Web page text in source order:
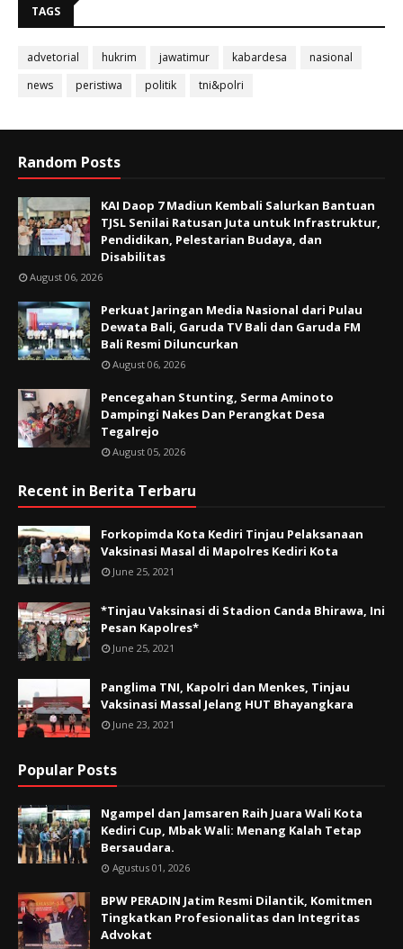
TAGS
advetorial hukrim jawatimur kabardesa
nasional
news
peristiwa politik tni&polri
Random Posts
KAI Daop 7 Madiun Kembali Salurkan Bantuan
TJSL Senilai Ratusan Juta untuk Infrastruktur,
Pendidikan, Pelestarian Budaya, dan
Disabilitas
August 06, 2026
Perkuat Jaringan Media Nasional dari Pulau
Dewata Bali, Garuda TV Bali dan Garuda FM
Bali Resmi Diluncurkan
August 06, 2026
Pencegahan Stunting, Serma Aminoto
Dampingi Nakes Dan Perangkat Desa
Tegalrejo
August 05, 2026
Recent in Berita Terbaru
Forkopimda Kota Kediri Tinjau Pelaksanaan
Vaksinasi Masal di Mapolres Kediri Kota
June 25, 2021
*Tinjau Vaksinasi di Stadion Canda Bhirawa, Ini
Pesan Kapolres*
June 25, 2021
Panglima TNI, Kapolri dan Menkes, Tinjau
Vaksinasi Massal Jelang HUT Bhayangkara
June 23, 2021
Popular Posts
Ngampel dan Jamsaren Raih Juara Wali Kota
Kediri Cup, Mbak Wali: Menang Kalah Tetap
Bersaudara.
Agustus 01, 2026
BPW PERADIN Jatim Resmi Dilantik, Komitmen
Tingkatkan Profesionalitas dan Integritas
Advokat